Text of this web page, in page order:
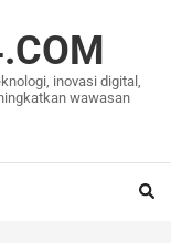
inovasi digital,
wawasan